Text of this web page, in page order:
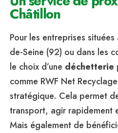
Châtillon
Pour les entreprises
de-Seine (92) ou dans les
le choix d’une déchetterie
comme RWF Net
stratégique. Cela permet
transport, agir rapidement
Mais également de